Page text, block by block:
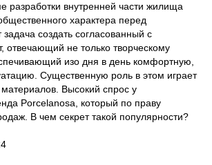
разработки внутренней части жилища
характера перед
создать согласованный с
отвечающий не только творческому
изо дня в день комфортную,
Существенную роль в этом играет
Высокий спрос у
Porcelanosa, который по праву
В чем секрет такой популярности?